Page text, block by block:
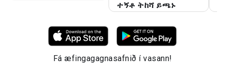
ተኝቶ ትከሻ ይጫኑ
Fá æfingagagnasafnið í vasann!